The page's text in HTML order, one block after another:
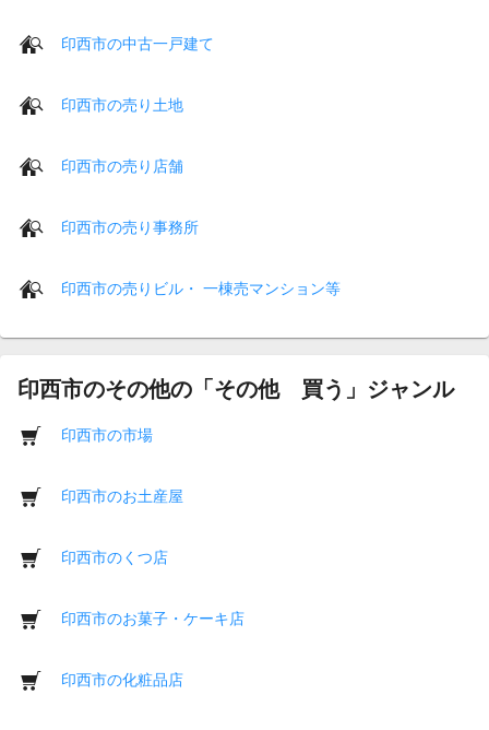
印西市の中古一戸建て
印西市の売り土地
印西市の売り店舗
印西市の売り事務所
印西市の売りビル・ 一棟売マンション等
印西市のその他の「その他 買う」ジャンル
印西市の市場
印西市のお土産屋
印西市のくつ店
印西市のお菓子・ケーキ店
印西市の化粧品店